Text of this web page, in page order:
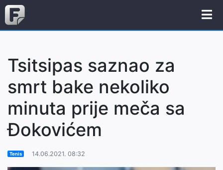
Tsitsipas saznao za
smrt bake nekoliko
minuta prije meča sa
Đokovićem
Tenis 14.06.2021. 08:32